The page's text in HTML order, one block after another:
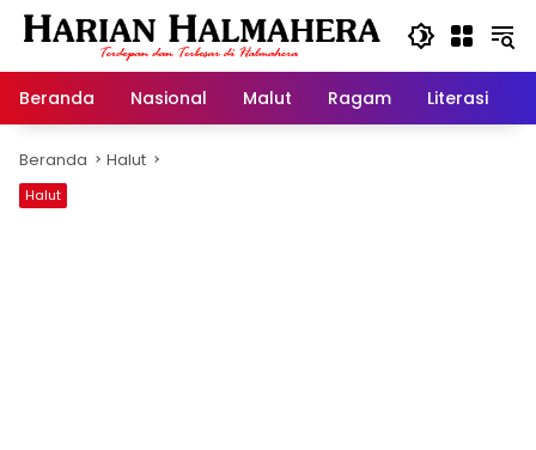
Langsung
Beranda
Nasional Malut Ragam Literasi
Beranda Halut
Halut